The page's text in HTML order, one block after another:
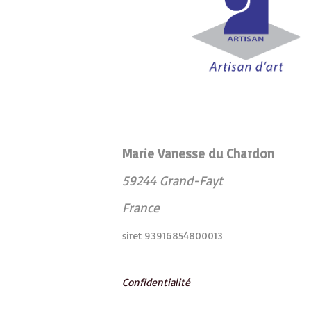
Marie Vanesse du Chardon
59244 Grand-Fayt
France
siret 93916854800013
Confidentialité